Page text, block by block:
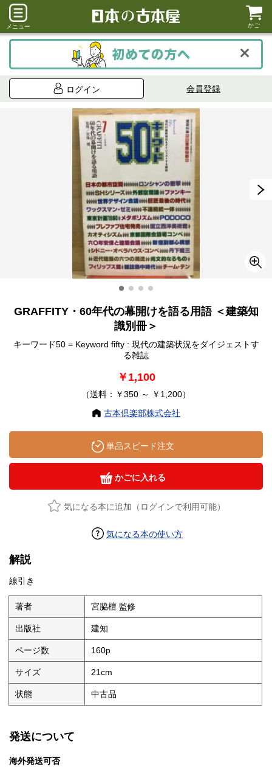
メニュー かご
ログイン 会員登録
GRAFFITY・60年代の幕開けを語る用語 ＜建築知
識別冊＞
キーワード50 = Keyword fifty : 現代の建築状況をダイジェストす
る雑誌
￥1,100
（送料：￥350 ～ ￥1,200）
古本倶楽部株式会社
単品スピード注文
かごに入れる
気になる本に追加（ログインで利用可能）
気になる本の使い方
解説
線引き
著者 宮脇檀 監修
出版社 建知
ページ数 160p
サイズ 21cm
状態 中古品
発送について
海外発送可否